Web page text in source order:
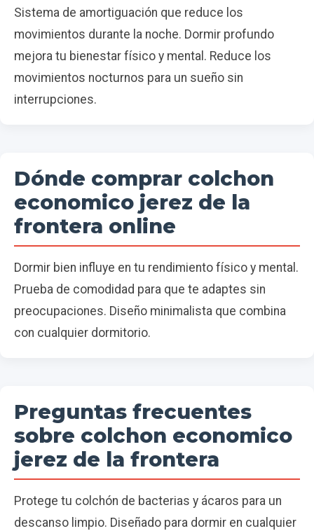
Sistema de amortiguación que reduce los
movimientos durante la noche. Dormir profundo
mejora tu bienestar físico y mental. Reduce los
movimientos nocturnos para un sueño sin
interrupciones.
Dónde comprar colchon
economico jerez de la
frontera online
Dormir bien influye en tu rendimiento físico y mental.
Prueba de comodidad para que te adaptes sin
preocupaciones. Diseño minimalista que combina
con cualquier dormitorio.
Preguntas frecuentes
sobre colchon economico
jerez de la frontera
Protege tu colchón de bacterias y ácaros para un
descanso limpio. Diseñado para dormir en cualquier